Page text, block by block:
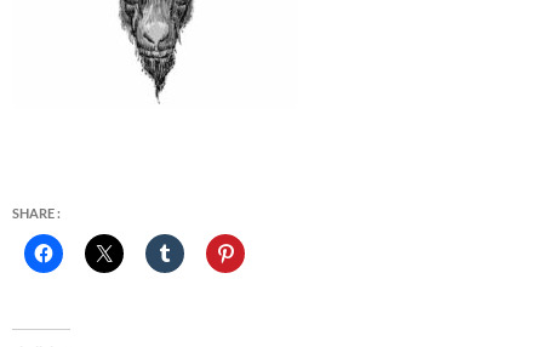
SHARE :